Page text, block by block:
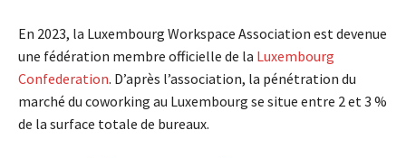
En 2023, la Luxembourg Workspace Association est devenue
une fédération membre officielle de la Luxembourg
Confederation. D’après l’association, la pénétration du
marché du coworking au Luxembourg se situe entre 2 et 3 %
de la surface totale de bureaux.